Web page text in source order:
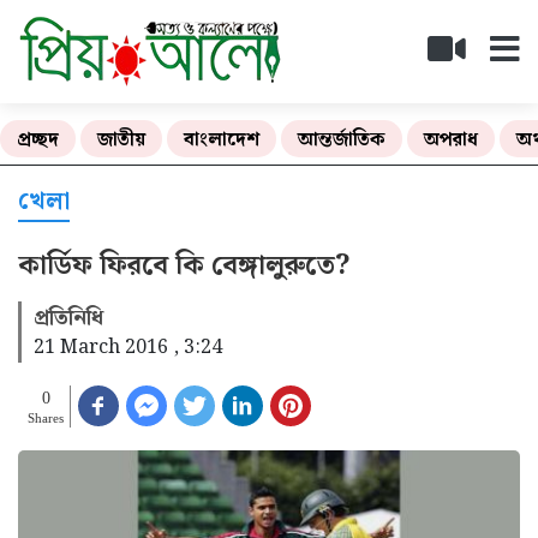
প্রচ্ছদ জাতীয় বাংলাদেশ আন্তর্জাতিক অপরাধ
খেলা
কার্ডিফ ফিরবে কি বেঙ্গালুরুতে?
প্রতিনিধি
21 March 2016 , 3:24
0
Shares